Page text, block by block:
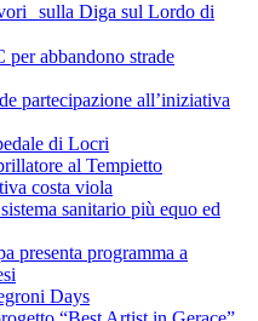
sulla Diga sul Lordo di
abbandono strade
partecipazione all’iniziativa
di Locri
al Tempietto
costa viola
sanitario più equo ed
presenta programma a
Days